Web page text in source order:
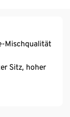
Mischqualität
Sitz, hoher